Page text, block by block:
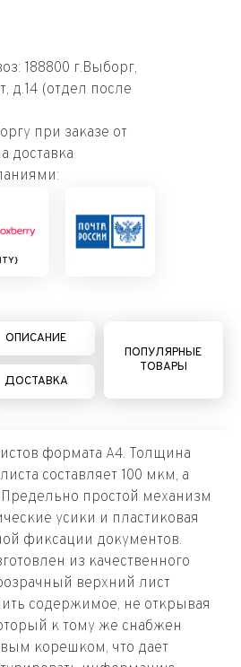
188800 г.Выборг,
д.14 (отдел после
при заказе от
доставка
ОПИСАНИЕ
ДОСТАВКА
ПОПУЛЯРНЫЕ
ТОВАРЫ
формата А4. Толщина
составляет 100 мкм, а
простой механизм
усики и пластиковая
фиксации документов.
из качественного
верхний лист
содержимое, не открывая
к тому же снабжен
корешком, что дает